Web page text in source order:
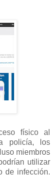
físico al
policía, los
miembros
utilizar
de infección.